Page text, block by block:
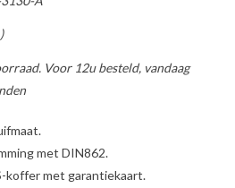
Voor 12u besteld, vandaag
met DIN862.
koffer met garantiekaart.